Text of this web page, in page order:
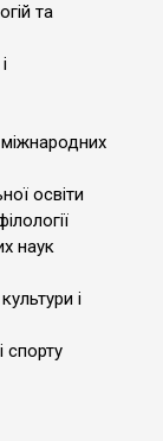
та
освіти
наук
і
спорту